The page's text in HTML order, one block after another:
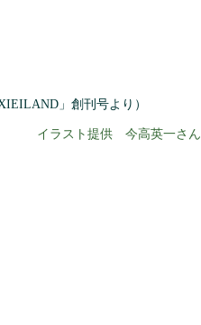
」創刊号より）
イラスト提供 今高英一さん